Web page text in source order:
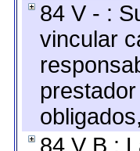
84 V - :
vincular
84 V B :